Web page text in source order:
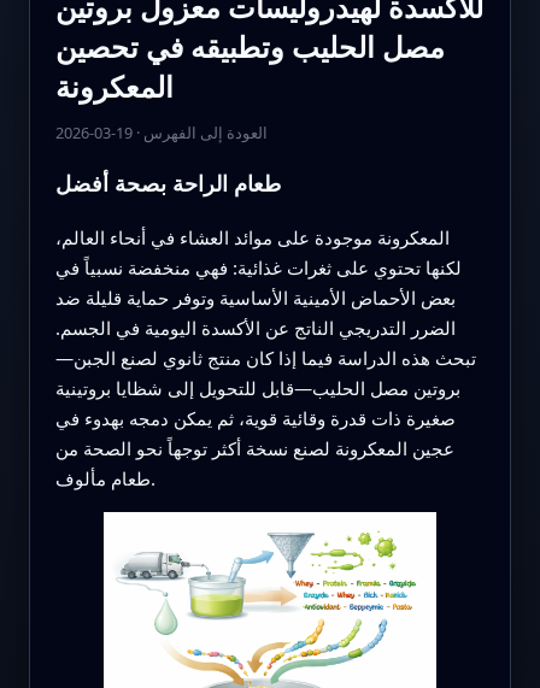
مصل الحليب وتطبيقه في تحصين
المعكرونة
2026-03-19· العودة إلى الفهرس
طعام الراحة بصحة أفضل
المعكرونة موجودة على موائد العشاء في أنحاء العالم،
لكنها تحتوي على ثغرات غذائية: فهي منخفضة نسبياً في
بعض الأحماض الأمينية الأساسية وتوفر حماية قليلة ضد
الضرر التدريجي الناتج عن الأكسدة اليومية في الجسم.
تبحث هذه الدراسة فيما إذا كان منتج ثانوي لصنع الجبن—
بروتين مصل الحليب—قابل للتحويل إلى شظايا بروتينية
صغيرة ذات قدرة وقائية قوية، ثم يمكن دمجه بهدوء في
عجين المعكرونة لصنع نسخة أكثر توجهاً نحو الصحة من
طعام مألوف.